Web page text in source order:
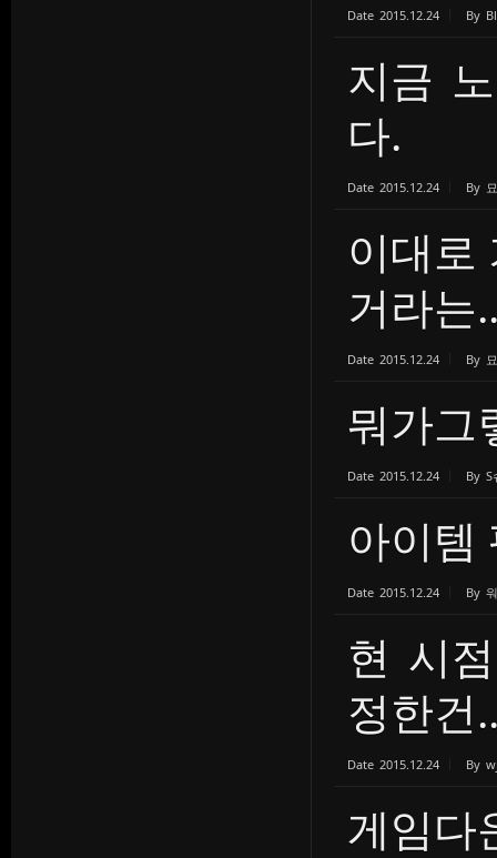
Date 2015.12.24 By
지금
다.
Date 2015.12.24 By
이대로
거라는
Date 2015.12.24 By
뭐가그
Date 2015.12.24 By S
아이템
Date 2015.12.24 By
현 시
정한건
Date 2015.12.24 By
게임다